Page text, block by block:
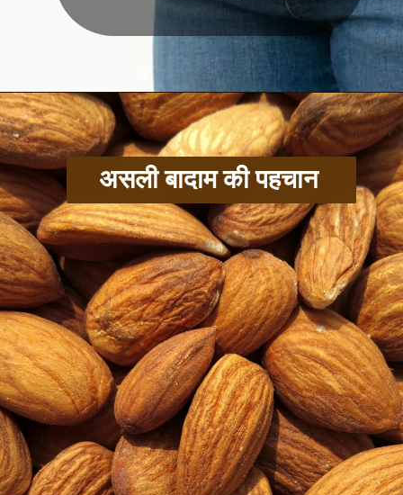
असली बादाम की पहचान